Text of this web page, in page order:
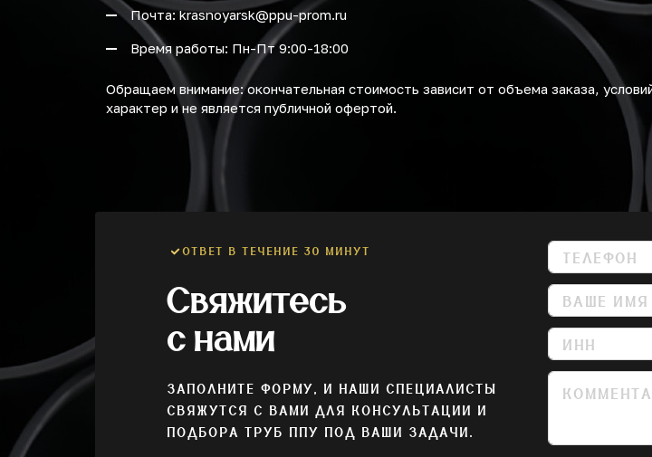
Почта: krasnoyarsk@ppu-prom.ru
Время работы: Пн-Пт 9:00-18:00
Обращаем внимание: окончательная стоимость зависит от объема заказа,
характер и не является публичной офертой.
ОТВЕТ В ТЕЧЕНИЕ 30 МИНУТ
Свяжитесь
с нами
ЗАПОЛНИТЕ ФОРМУ, И НАШИ СПЕЦИАЛИСТЫ
СВЯЖУТСЯ С ВАМИ ДЛЯ КОНСУЛЬТАЦИИ И
ПОДБОРА ТРУБ ППУ ПОД ВАШИ ЗАДАЧИ.